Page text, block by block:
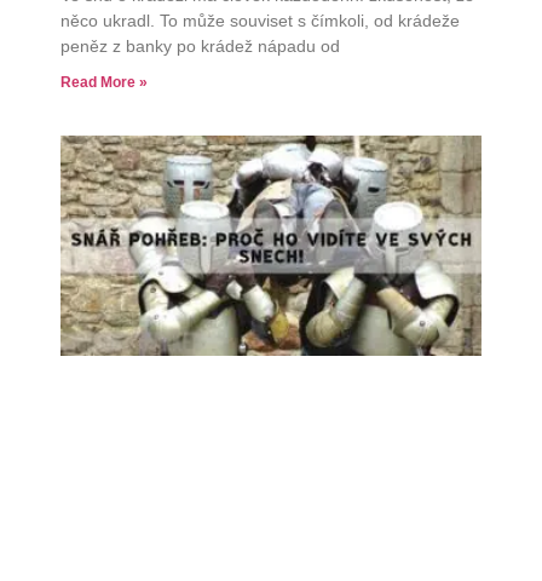
něco ukradl. To může souviset s čímkoli, od krádeže
peněz z banky po krádež nápadu od
Read More »